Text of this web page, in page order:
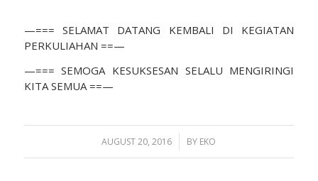
—=== SELAMAT DATANG KEMBALI DI KEGIATAN
PERKULIAHAN ==—
—=== SEMOGA KESUKSESAN SELALU MENGIRINGI
KITA SEMUA ==—
AUGUST 20, 2016
/ BY EKO